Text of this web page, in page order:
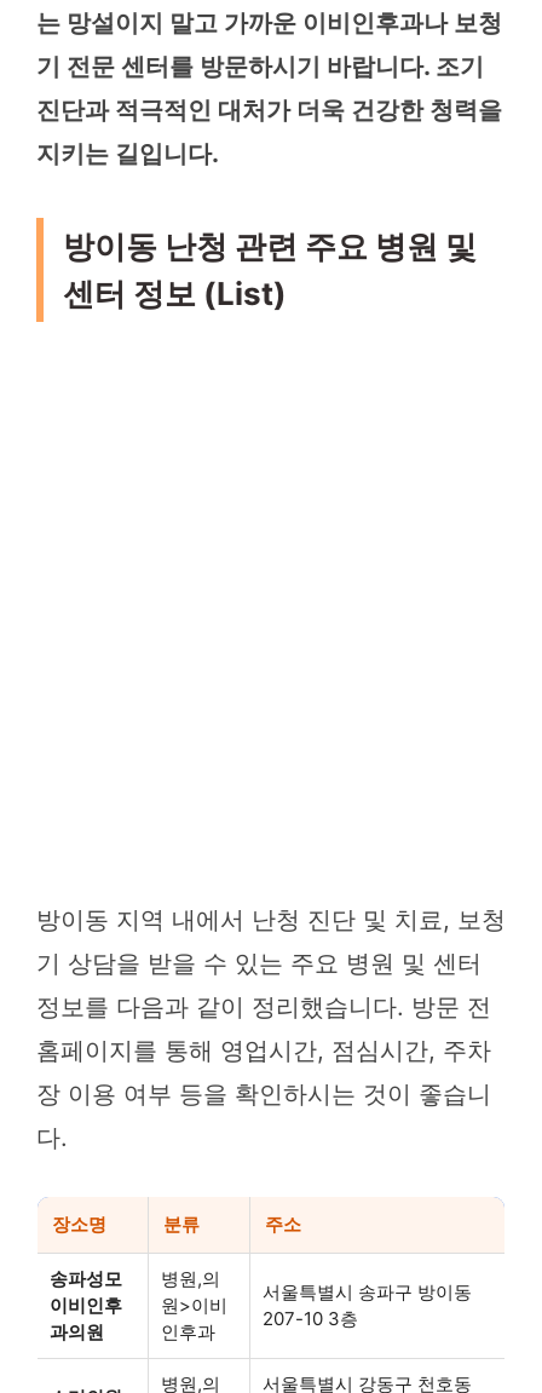
는 망설이지 말고 가까운 이비인후과나 보청
기 전문 센터를 방문하시기 바랍니다. 조기
진단과 적극적인 대처가 더욱 건강한 청력을
지키는 길입니다.
방이동 난청 관련 주요 병원 및
센터 정보 (List)
방이동 지역 내에서 난청 진단 및 치료, 보청
기 상담을 받을 수 있는 주요 병원 및 센터
정보를 다음과 같이 정리했습니다. 방문 전
홈페이지를 통해 영업시간, 점심시간, 주차
장 이용 여부 등을 확인하시는 것이 좋습니
다.
장소명 분류 주소
송파성모
이비인후
과의원
병원,의
원>이비
인후과
서울특별시 송파구 방이동
207-10 3층
병원,의
서울특별시 강동구 천호동